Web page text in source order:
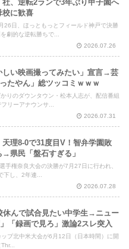
社、逆転2ランで3年ぶり甲子園へ
に歓喜
26日、ほっともっとフィールド神戸で決勝
劇的な逆転勝ちで...
2026.07.26
しい映画撮ってみたい」宣言→芸
たやん」総ツッコミｗｗｗ
りのダウンタウン・松本人志が、配信番組
リーアナウンサ...
2026.07.31
天理8-0で31度目V！智弁学園敗
県民「盤石すぎる」
手権奈良大会の決勝が7月27日に行われ、
下し、2年連...
2026.07.28
休んで試合見たい中学生→ニュー
「録画で見ろ」激論2スレ突入
プ北中米大会が6月12日（日本時間）に開